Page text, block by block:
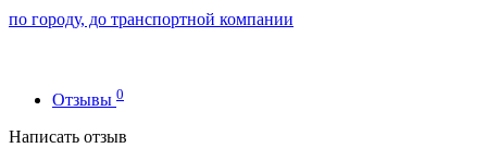
по городу, до транспортной компании
Отзывы 0
Написать отзыв